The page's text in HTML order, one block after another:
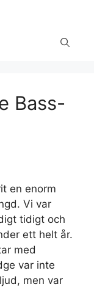
Bass-
en enorm
Vi var
tidigt och
ett helt år.
med
var inte
men var
Set Youtube Channel ID